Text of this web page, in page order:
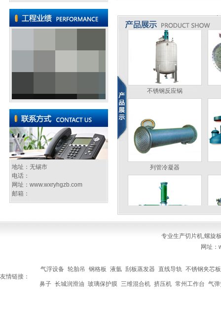
地址：无锡市
电话：
网址： www.wxryhgzb.com
邮箱：
不锈钢反应锅
列管冷凝器
真空耙式干燥机
专业生产切片机,螺旋
网址
友情链接：
气浮设备 轮胎吊 钢格板 液氩 刮板蒸发器 直线导轨 不锈钢夹芯板
鼻子 长城润滑油 玻璃保护膜 三维混合机 挤压机 常州工作台 气